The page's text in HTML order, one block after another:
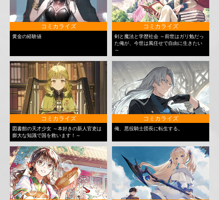
コミカライズ
黄金の経験値
コミカライズ
剣と魔法と学歴社会 ～前世はガリ勉だっ
た俺が、今世は風任せで自由に生きたい
～
コミカライズ
図書館の天才少女 ～本好きの新人官吏は
膨大な知識で国を救います！～
コミカライズ
俺、悪役騎士団長に転生する。